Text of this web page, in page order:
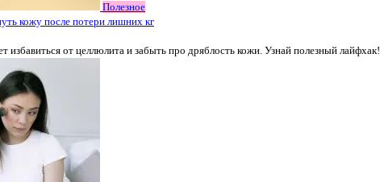
Полезное
кожу после потери лишних кг
избавиться от целлюлита и забыть про дряблость кожи. Узнай полезный лайфхак!